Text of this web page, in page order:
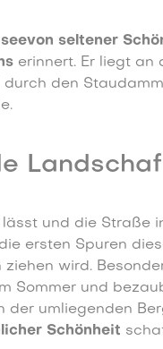
von seltener
erinnert. Er liegt an
den
und die Straße
ersten Spuren
wird.
Sommer und
umliegenden
Schönheit